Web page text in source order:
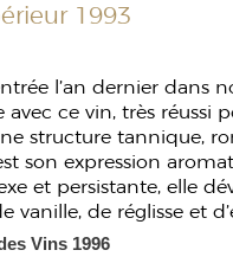
1993
l’an dernier dans
ce vin, très réussi
structure tannique,
son expression
et persistante, elle
vanille, de réglisse et
Vins 1996